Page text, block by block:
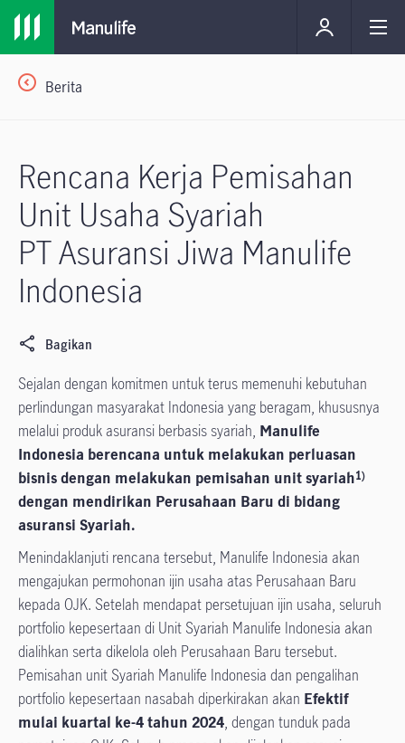
Berita
Rencana Kerja Pemisahan
Unit Usaha Syariah
PT Asuransi Jiwa Manulife
Indonesia
Bagikan
Sejalan dengan komitmen untuk terus memenuhi kebutuhan
perlindungan masyarakat Indonesia yang beragam, khususnya
melalui produk asuransi berbasis syariah, Manulife
Indonesia berencana untuk melakukan perluasan
bisnis dengan melakukan pemisahan unit syariah1)
dengan mendirikan Perusahaan Baru di bidang
asuransi Syariah.
Menindaklanjuti rencana tersebut, Manulife Indonesia akan
mengajukan permohonan ijin usaha atas Perusahaan Baru
kepada OJK. Setelah mendapat persetujuan ijin usaha, seluruh
portfolio kepesertaan di Unit Syariah Manulife Indonesia akan
dialihkan serta dikelola oleh Perusahaan Baru tersebut.
Pemisahan unit Syariah Manulife Indonesia dan pengalihan
portfolio kepesertaan nasabah diperkirakan akan Efektif
mulai kuartal ke-4 tahun 2024, dengan tunduk pada